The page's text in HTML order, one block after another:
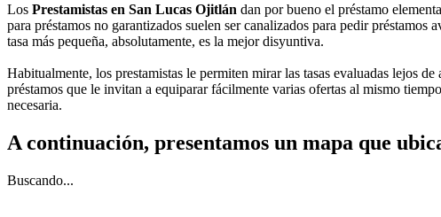
Los Prestamistas en San Lucas Ojitlán dan por bueno el préstamo
para préstamos no garantizados suelen ser canalizados para pedir
tasa más pequeña, absolutamente, es la mejor disyuntiva.
Habitualmente, los prestamistas le permiten mirar las tasas evaluadas lejos
préstamos que le invitan a equiparar fácilmente varias ofertas al mismo
necesaria.
A continuación, presentamos un mapa que
Buscando...